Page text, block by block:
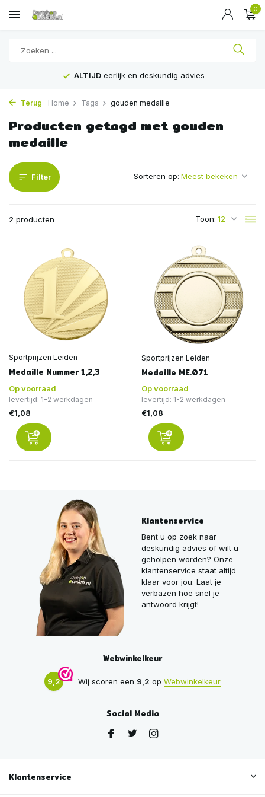
0
ALTIJD eerlijk en deskundig advies
Terug Home Tags gouden medaille
Producten getagd met gouden
medaille
Filter
2 producten Toon:
Sorteren op:
Sportprijzen Leiden
Medaille Nummer 1,2,3
Op voorraad
levertijd: 1-2 werkdagen
€1,08
Sportprijzen Leiden
Medaille ME.071
Op voorraad
levertijd: 1-2 werkdagen
€1,08
Klantenservice
Bent u op zoek naar
deskundig advies of wilt u
geholpen worden? Onze
klantenservice staat altijd
klaar voor jou. Laat je
verbazen hoe snel je
antwoord krijgt!
Webwinkelkeur
9,2 Wij scoren een 9,2 op Webwinkelkeur
Social Media
Klantenservice